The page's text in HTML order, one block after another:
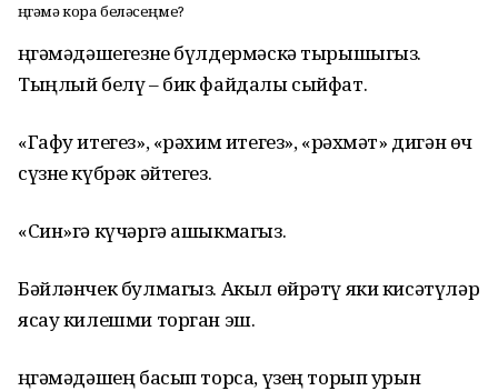
Әңгәмә кора беләсеңме?
Әңгәмәдәшегезне бүлдермәскә тырышыгыз.
Тыңлый белү – бик файдалы сыйфат.
«Гафу итегез», «рәхим итегез», «рәхмәт» дигән өч
сүзне күбрәк әйтегез.
«Син»гә күчәргә ашыкмагыз.
Бәйләнчек булмагыз. Акыл өйрәтү яки кисәтүләр
ясау килешми торган эш.
Әңгәмәдәшең басып торса, үзең торып урын